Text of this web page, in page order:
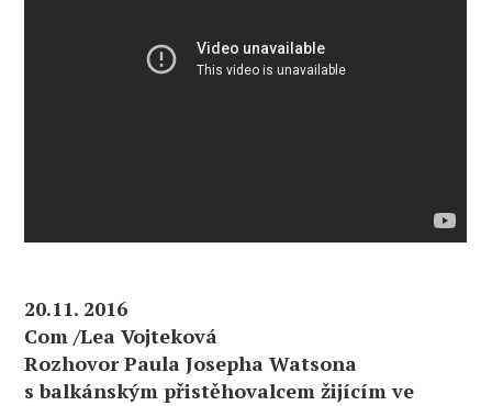
20.11. 2016
Com /Lea Vojteková
Rozhovor Paula Josepha Watsona
s balkánským přistěhovalcem žijícím ve